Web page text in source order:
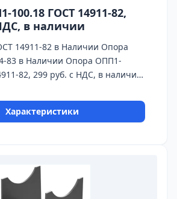
100.18 ГОСТ 14911-82,
в наличии
14911-82 в Наличии Опора
83 в Наличии Опора ОПП1-
82, 299 руб. с НДС, в наличии
на используемые
Гарантия 24
Характеристики